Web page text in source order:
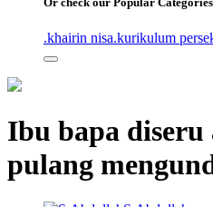
.khairin nisa.kurikulum
Ibu bapa
pulang